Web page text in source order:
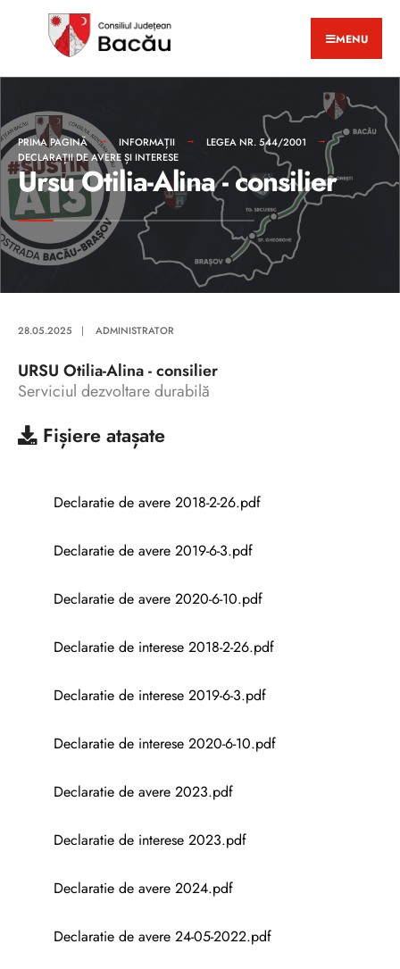
MENU
PRIMA PAGINĂ INFORMAȚII
LEGEA NR. 544/2001
DECLARAȚII DE AVERE ȘI INTERESE
Ursu Otilia-Alina - consilier
28.05.2025 | ADMINISTRATOR
URSU Otilia-Alina - consilier
Serviciul dezvoltare durabilă
Fișiere atașate
Declaratie de avere 2018-2-26.pdf
Declaratie de avere 2019-6-3.pdf
Declaratie de avere 2020-6-10.pdf
Declaratie de interese 2018-2-26.pdf
Declaratie de interese 2019-6-3.pdf
Declaratie de interese 2020-6-10.pdf
Declaratie de avere 2023.pdf
Declaratie de interese 2023.pdf
Declaratie de avere 2024.pdf
Declaratie de avere 24-05-2022.pdf